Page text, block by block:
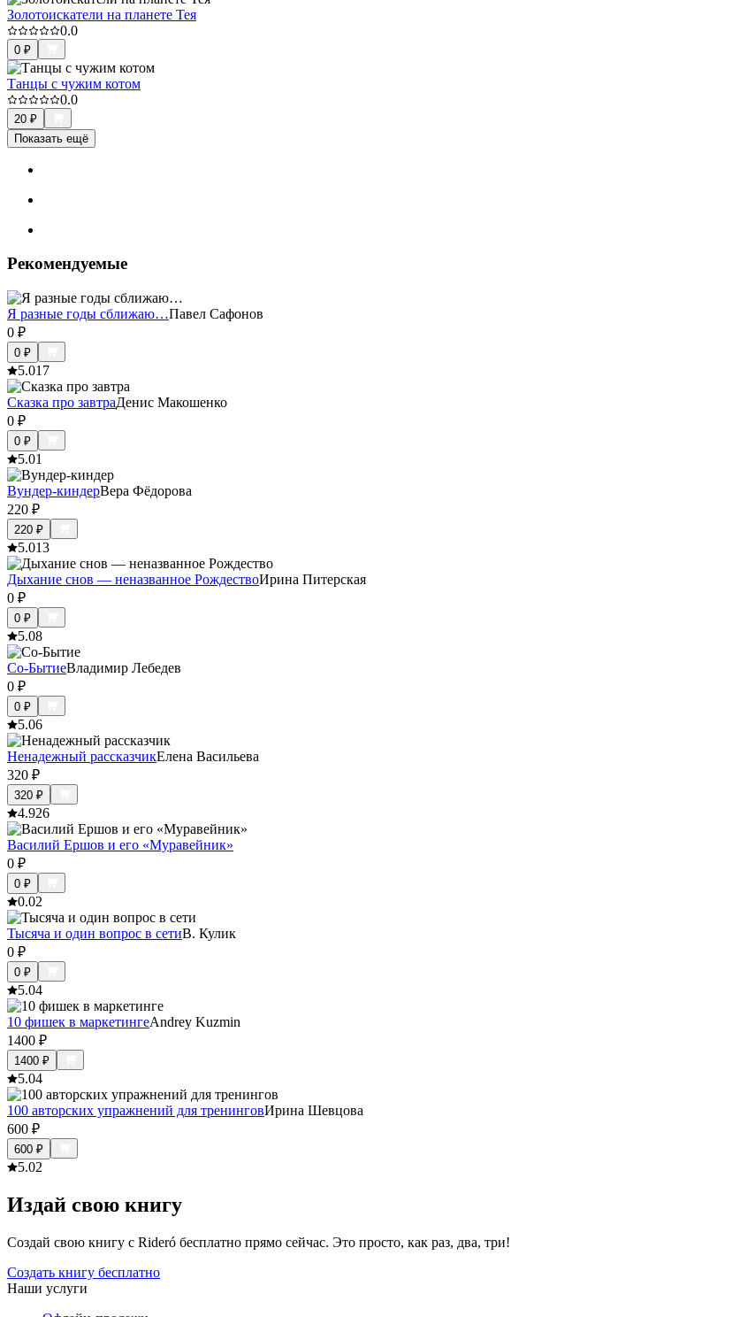
Золотоискатели на планете Тея
0.0
0 ₽
Танцы с чужим котом
0.0
20 ₽
Показать ещё
Рекомендуемые
Я разные годы сближаю…Павел Сафонов
0 ₽
0 ₽
5.017
Сказка про завтраДенис Макошенко
0 ₽
0 ₽
5.01
Вундер-киндерВера Фёдорова
220 ₽
220 ₽
5.013
Дыхание снов — неназванное РождествоИрина Питерская
0 ₽
0 ₽
5.08
Со-БытиеВладимир Лебедев
0 ₽
0 ₽
5.06
Ненадежный рассказчикЕлена Васильева
320 ₽
320 ₽
4.926
Василий Ершов и его «Муравейник»
0 ₽
0 ₽
0.02
Тысяча и один вопрос в сетиВ. Кулик
0 ₽
0 ₽
5.04
10 фишек в маркетингеAndrey Kuzmin
1400 ₽
1400 ₽
5.04
100 авторских упражнений для тренинговИрина Шевцова
600 ₽
600 ₽
5.02
Издай свою книгу
Создай свою книгу с Rideró бесплатно прямо сейчас. Это просто, как раз, два, три!
Создать книгу бесплатно
Наши услуги